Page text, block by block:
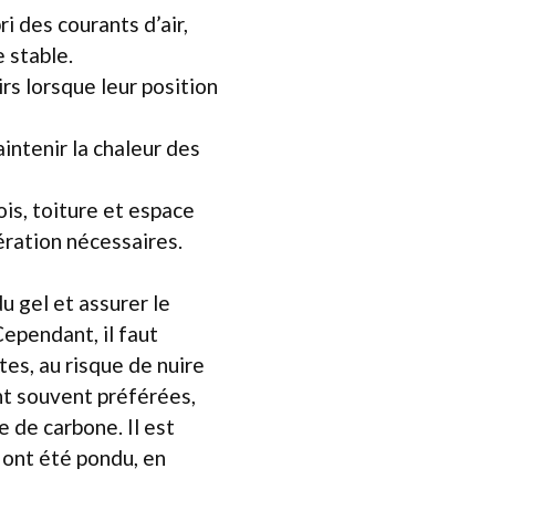
des courants d’air,
stable.
lorsque leur position
la chaleur des
toiture et espace
nécessaires.
gel et assurer le
il faut
au risque de nuire
souvent préférées,
de carbone. Il est
été pondu, en